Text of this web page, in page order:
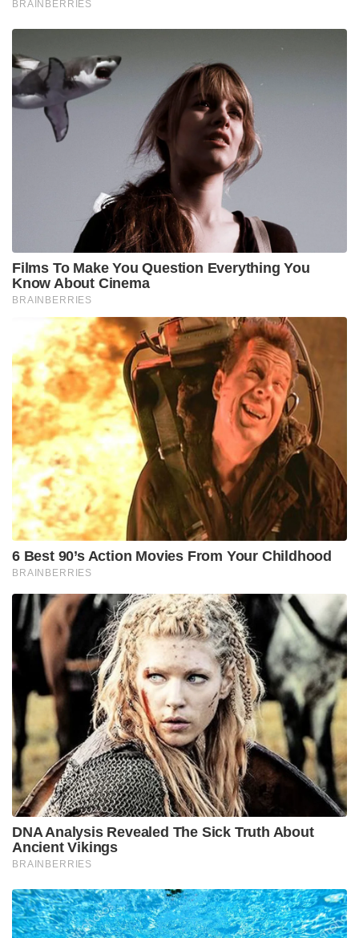
നിസ്സാര വിലയ്ക്ക് നൽകിയെന്നും അദ്ദേഹം
ആരോപിച്ചു. തോട്ടപ്പള്ളിയിൽ 40,000 കോടിയുടെ
മണൽ ഖനനം ചെയ്തു . സിഎംആർഎൽ നെ
സഹായിക്കാൻ മുഖ്യമന്ത്രി ഇടപെട്ടതിന്റെ തെളിവ്
പുറത്ത് വിട്ടിട്ടും പിണറായിയുടെ ഇടപടലുകളിൽ
സർക്കാരോ സിപിഎമ്മോ മറുപടി നൽകിയിട്ടില്ല
എന്നും കുഴൽ നാടൻ ആരോപിച്ചിരുന്നു.
veena vijayan CM Pinarayi